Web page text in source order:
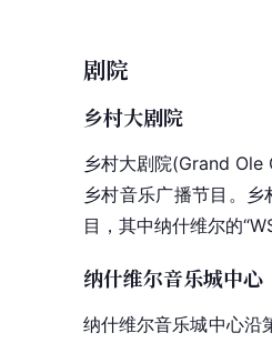
剧院
乡村大剧院
乡村大剧院(Grand
乡村音乐广播节目。
目，其中纳什维尔的“
纳什维尔音乐城中心
纳什维尔音乐城中心沿